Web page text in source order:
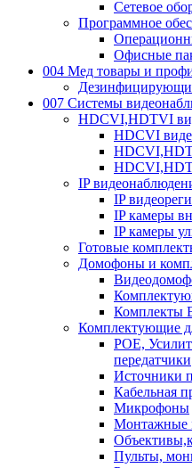
Сетевое
Программное
Офисные
004 Мед товары и
007 Системы
HDCVI,HDTVI
HDCVI
IP
IP
IP камеры
IP камеры
Готовые
Домофоны и
Комплекты
Комплектующие
POE,
передатчики
Источники
Кабельная
Микрофоны
Монтажные
Пульты,